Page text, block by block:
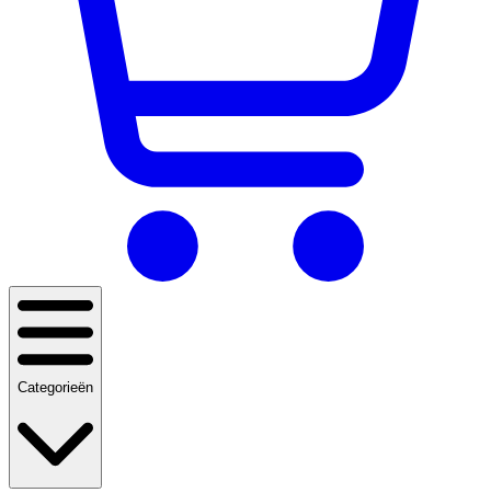
Categorieën